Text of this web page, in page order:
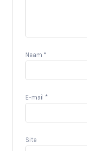
Naam *
E-mail *
Site